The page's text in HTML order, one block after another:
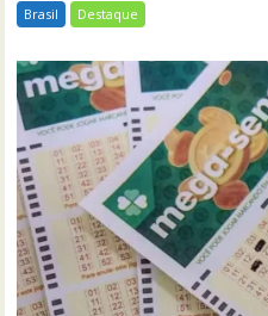
Brasil Destaque